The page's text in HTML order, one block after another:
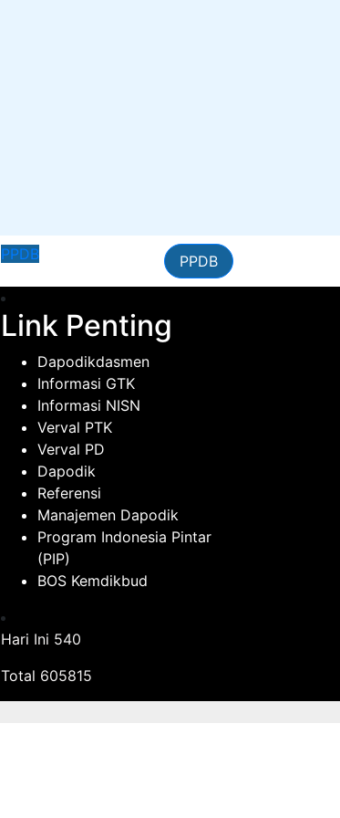
PPDB PPDB
Link Penting
Dapodikdasmen
Informasi GTK
Informasi NISN
Verval PTK
Verval PD
Dapodik
Referensi
Manajemen Dapodik
Program Indonesia Pintar
(PIP)
BOS Kemdikbud
Hari Ini 540
Total 605815